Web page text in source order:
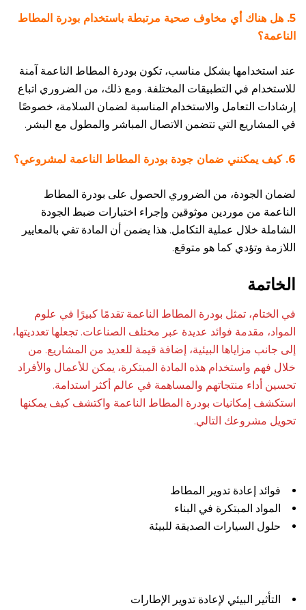
5. هل هناك أي مخاوف صحية مرتبطة باستخدام بودرة المطاط
الناعمة؟
عند استخدامها بشكل مناسب، تكون بودرة المطاط الناعمة آمنة
للاستخدام في التطبيقات المختلفة. ومع ذلك، من الضروري اتباع
إرشادات التعامل والاستخدام المناسبة لضمان السلامة، خصوصًا
في المشاريع التي تتضمن الاتصال المباشر والمطول مع البشر.
6. كيف يمكنني ضمان جودة بودرة المطاط الناعمة لمشروعي؟
لضمان الجودة، من الضروري الحصول على بودرة المطاط
الناعمة من موردين موثوقين وإجراء اختبارات ضبط الجودة
الشاملة خلال عملية التكامل. هذا يضمن أن المادة تفي بالمعايير
اللازمة وتؤدي كما هو متوقع.
الخاتمة
في الختام، تمثل بودرة المطاط الناعمة تقدمًا كبيرًا في علوم
المواد، مقدمة فوائد عديدة عبر مختلف الصناعات. تجعلها تعدديتها،
إلى جانب مزاياها البيئية، إضافة قيمة للعديد من المشاريع. من
خلال فهم واستخدام هذه المادة المبتكرة، يمكن للأعمال والأفراد
تحسين أداء منتجاتهم والمساهمة في عالم أكثر استدامة.
استكشف إمكانيات بودرة المطاط الناعمة واكتشف كيف يمكنها
تحويل مشروعك التالي.
فوائد إعادة تدوير المطاط
المواد المبتكرة في البناء
حلول السيارات الصديقة للبيئة
التأثير البيئي لإعادة تدوير الإطارات